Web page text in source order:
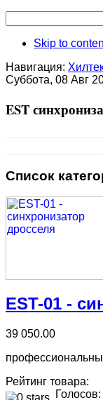
Skip to
Навигация:
Суббота, 08 Авг
EST
Список
EST-01 -
39 050.00
Рейтинг товара:
Голосов: